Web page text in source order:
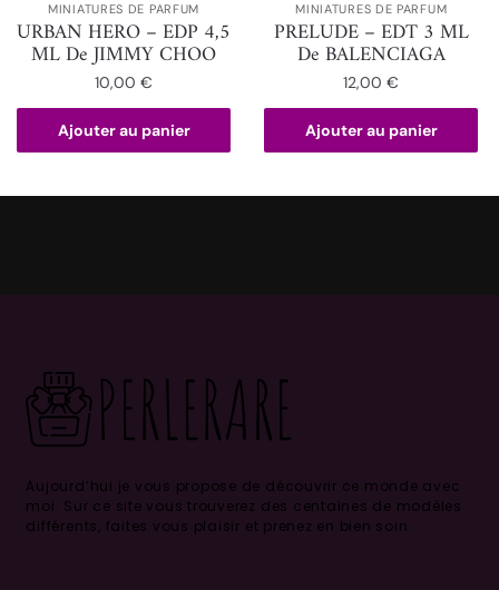
MINIATURES DE PARFUM
URBAN HERO – EDP 4,5
ML De JIMMY CHOO
10,00€
Ajouter au panier
MINIATURES DE PARFUM
PRELUDE – EDT 3 ML
De BALENCIAGA
12,00€
Ajouter au panier
Aujourd’hui je vous propose de découvrir ce monde avec
moi. Sur ce site vous trouverez des centaines de modèles
différents, faites vous plaisir et prenez en bien soin .